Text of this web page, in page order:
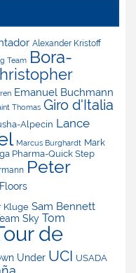
Alexander Kristoff
Team Bora-
Emanuel Buchmann
Thomas Giro d'Italia
Alpecin Lance
Marcus Burghardt Mark
Pharma-Quick Step
Peter
Kluge Sam Bennett
Sky Tom
de
Under UCI USADA